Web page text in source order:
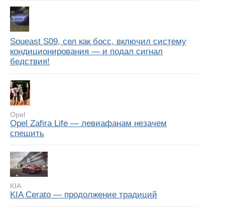
Soueast S09, сел как босс, включил систему
кондиционирования — и подал сигнал
бедствия!
Opel
Opel Zafira Life — левиафанам незачем
спешить
KIA
KIA Cerato — продолжение традиций